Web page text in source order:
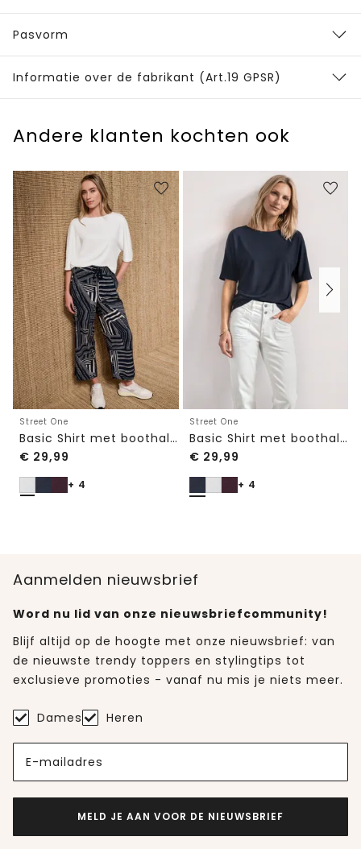
Pasvorm
Informatie over de fabrikant (Art.19 GPSR)
Andere klanten kochten ook
Street One
Basic Shirt met boothals en elastische zoom
€ 29,99
+ 4
Street One
Basic Shirt met boothals en elastische zoom
€ 29,99
+ 4
Aanmelden nieuwsbrief
Word nu lid van onze nieuwsbriefcommunity!
Blijf altijd op de hoogte met onze nieuwsbrief: van
de nieuwste trendy toppers en stylingtips tot
exclusieve promoties - vanaf nu mis je niets meer.
Dames Heren
E-mailadres
MELD JE AAN VOOR DE NIEUWSBRIEF